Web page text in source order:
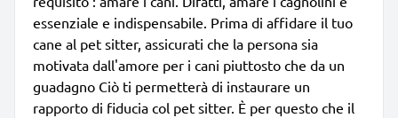
essenziale e indispensabile. Prima di affidare il tuo
cane al pet sitter, assicurati che la persona sia
motivata dall'amore per i cani piuttosto che da un
guadagno Ciò ti permetterà di instaurare un
rapporto di fiducia col pet sitter. È per questo che il